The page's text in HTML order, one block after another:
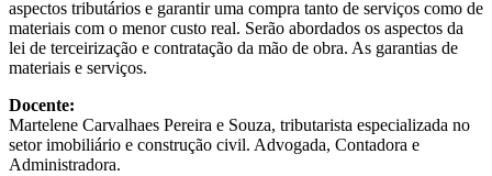
aspectos tributários e garantir uma compra tanto de serviços como de
materiais com o menor custo real. Serão abordados os aspectos da
lei de terceirização e contratação da mão de obra. As garantias de
materiais e serviços.
Docente:
Martelene Carvalhaes Pereira e Souza, tributarista especializada no
setor imobiliário e construção civil. Advogada, Contadora e
Administradora.